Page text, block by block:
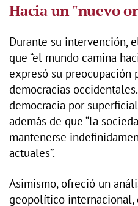
Hacia un "nuevo
Durante su intervención,
que “el mundo camina
expresó su preocupación
democracias
democracia por
además de que “la
mantenerse
actuales”.
Asimismo, ofreció un
geopolítico internacional,